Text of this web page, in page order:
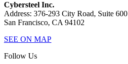
Cybersteel Inc.
Address: 376-293 City Road, Suite 600
San Francisco, CA 94102
SEE ON MAP
Follow Us